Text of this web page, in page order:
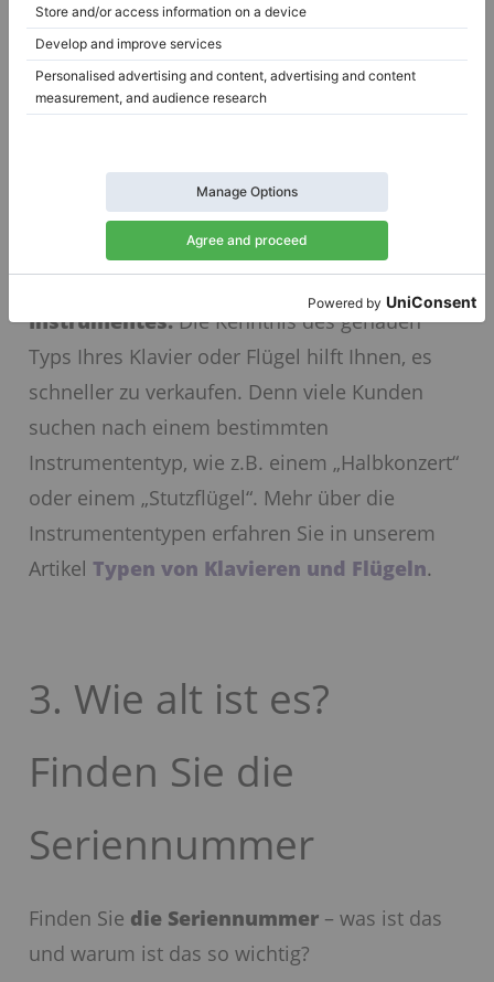
veröffentlichen, wo wir versuchen, die die
Abmessungen bestimmter Klavier- und
Flügelmodelle. Die genauen Maße bestimmter
auch auf der Website des Herstellers finden.
Wenn Sie die Maße kennen,hilft Ihnen das
Instrumentes.Die Kenntnis des genauen
Typs Ihres Klavier oder Flügel hilft Ihnen, es
schneller zu verkaufen. Denn viele Kunden
suchen nach einem bestimmten
Instrumententyp, wie z.B. einem „Halbkonzert“
oder einem „Stutzflügel“. Mehr über die
Instrumententypen erfahren Sie in unserem
ArtikelTypen von Klavieren und Flügeln.
3. Wie alt ist es?
Finden Sie die
Seriennummer
Finden Sie die Seriennummer – was ist das
und warum ist das so wichtig?